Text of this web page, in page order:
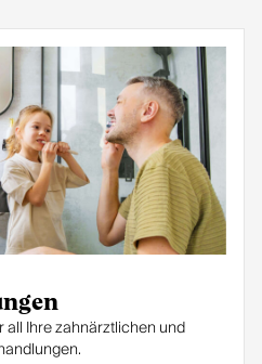
Ihre zahnärztlichen und